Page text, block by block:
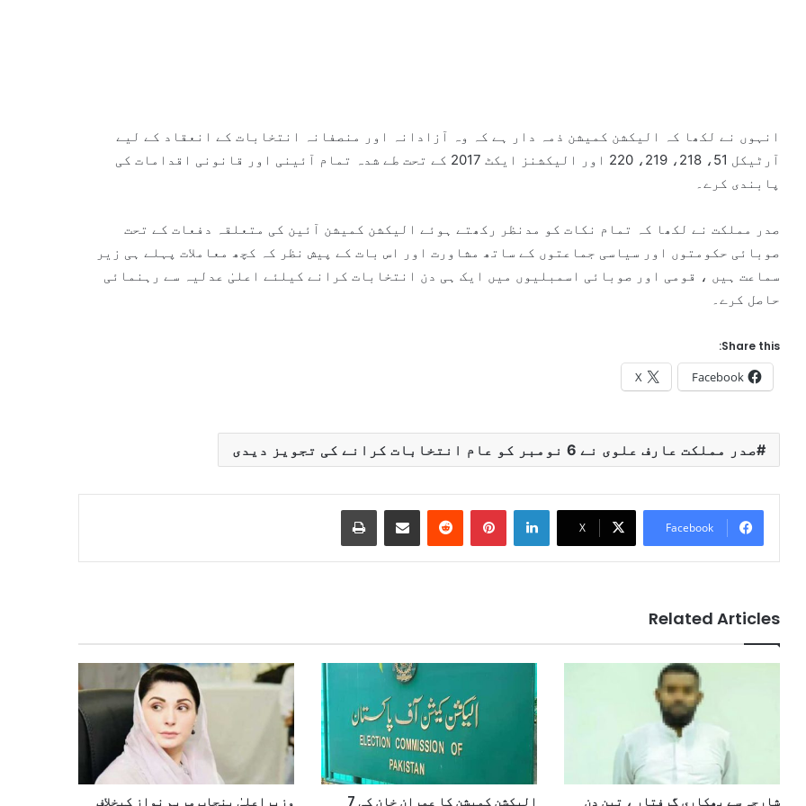
انہوں نے لکھا کہ الیکشن کمیشن ذمہ دار ہے کہ وہ آزادانہ اور منصفانہ انتخابات کے انعقاد کے لیے
آرٹیکل 51، 218، 219، 220 اور الیکشنز ایکٹ 2017 کے تحت طے شدہ تمام آئینی اور قانونی اقدامات کی
پابندی کرے۔
صدر مملکت نے لکھا کہ تمام نکات کو مدنظر رکھتے ہوئے الیکشن کمیشن آئین کی متعلقہ دفعات کے تحت
صوبائی حکومتوں اور سیاسی جماعتوں کے ساتھ مشاورت اور اس بات کے پیش نظر کہ کچھ معاملات پہلے ہی زیر
سماعت ہیں ، قومی اور صوبائی اسمبلیوں میں ایک ہی دن انتخابات کرانے کیلئے اعلیٰ عدلیہ سے رہنمائی
حاصل کرے۔
Share this:
Facebook
X
صدر مملکت عارف علوی نے 6 نومبر کو عام انتخابات کرانے کی تجویز دیدی
Facebook
X
Related Articles
شارجہ سے بھکاری گرفتار ، تین دن الیکشن کمیشن کا عمران خان کی 7 وزيراعلیٰ پنجاب مریم نواز کیخلاف